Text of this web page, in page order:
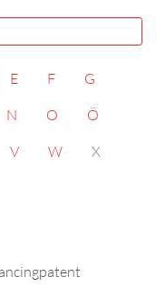
E F
G
N O
Ö
V W
X